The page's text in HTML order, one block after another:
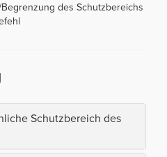
des Schutzbereichs
Schutzbereich des